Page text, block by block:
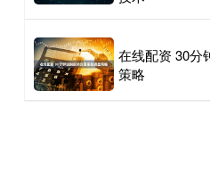
在线配资 30分
策略